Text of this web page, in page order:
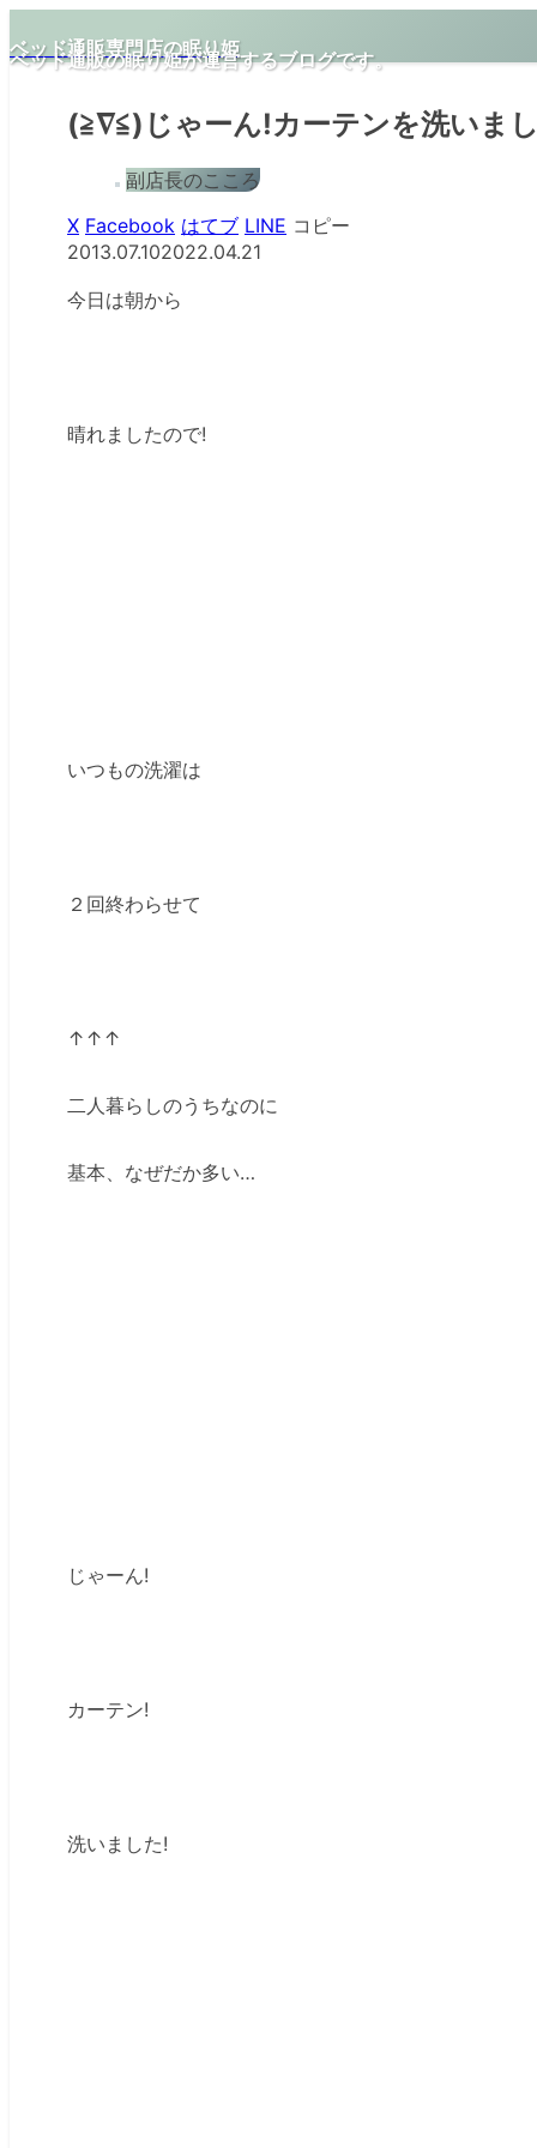
ベッド通販の眠り姫が運営するブログです。
ベッド通販専門店の眠り姫
(≧∇≦)じゃーん!カーテンを洗いま
副店長のこころ
X Facebook はてブ LINE コピー
2013.07.102022.04.21
今日は朝から
晴れましたので!
いつもの洗濯は
２回終わらせて
↑↑↑
二人暮らしのうちなのに
基本、なぜだか多い…
じゃーん!
カーテン!
洗いました!